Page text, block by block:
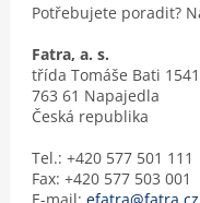
Potřebujete poradit?
Fatra, a. s.
třída Tomáše Bati 1541
763 61 Napajedla
Česká republika
Tel.: +420 577 501 111
Fax: +420 577 503 001